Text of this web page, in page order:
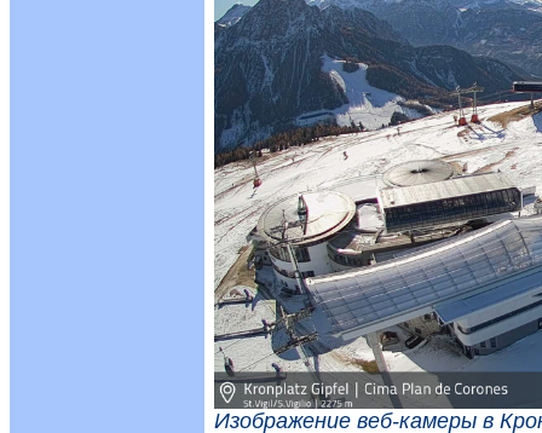
Изображение веб-камеры в